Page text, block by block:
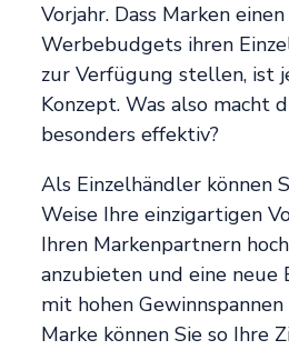
Vorjahr. Dass Marken
Werbebudgets ihren
zur Verfügung stellen, ist
Konzept. Was also macht
besonders effektiv?
Als Einzelhändler können
Weise Ihre einzigartigen
Ihren Markenpartnern
anzubieten und eine neue
mit hohen
Marke können Sie so Ihre